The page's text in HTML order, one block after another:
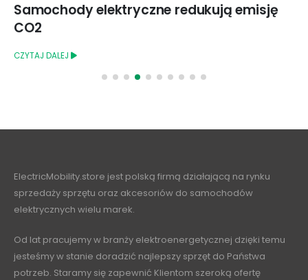
Samochody elektryczne redukują emisję
CO2
CZYTAJ DALEJ
ElectricMobility.store jest polską firmą działającą na rynku
sprzedaży sprzętu oraz akcesoriów do samochodów
elektrycznych wielu marek.
Od lat pracujemy w branży elektroenergetycznej dzięki temu
jesteśmy w stanie doradzić najlepszy sprzęt do Państwa
potrzeb. Staramy się zapewnić Klientom szeroką ofertę